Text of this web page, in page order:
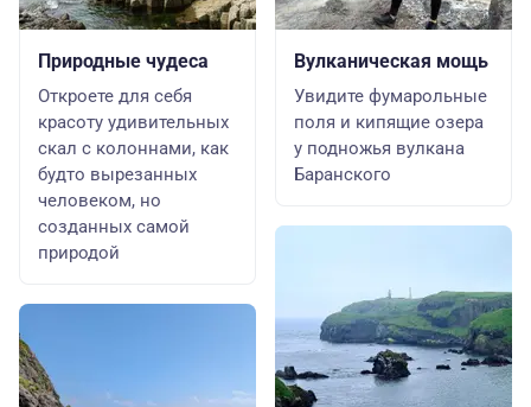
Природные чудеса
Откроете для себя
красоту удивительных
скал с колоннами, как
будто вырезанных
человеком, но
созданных самой
природой
Вулканическая мощь
Увидите фумарольные
поля и кипящие озера
у подножья вулкана
Баранского